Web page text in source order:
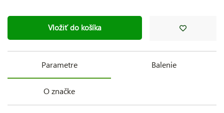
Vložiť do košíka
Parametre Balenie
O značke